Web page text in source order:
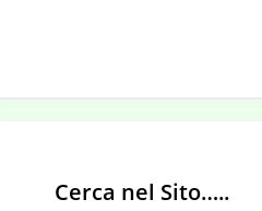
Cerca nel Sito…..